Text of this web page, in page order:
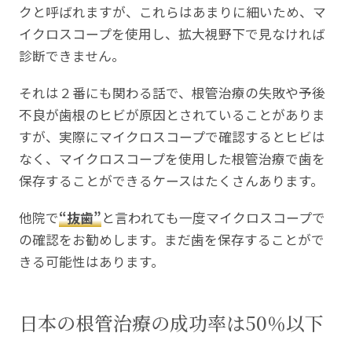
クと呼ばれますが、これらはあまりに細いため、マ
イクロスコープを使用し、拡大視野下で見なければ
診断できません。
それは２番にも関わる話で、根管治療の失敗や予後
不良が歯根のヒビが原因とされていることがありま
すが、実際にマイクロスコープで確認するとヒビは
なく、マイクロスコープを使用した根管治療で歯を
保存することができるケースはたくさんあります。
他院で“抜歯”と言われても一度マイクロスコープで
の確認をお勧めします。まだ歯を保存することがで
きる可能性はあります。
日本の根管治療の成功率は50％以下